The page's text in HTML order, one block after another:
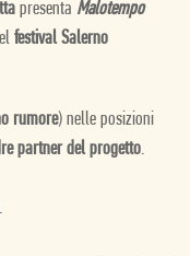
presenta Malotempo
festival Salerno
rumore) nelle posizioni
partner del progetto.
.